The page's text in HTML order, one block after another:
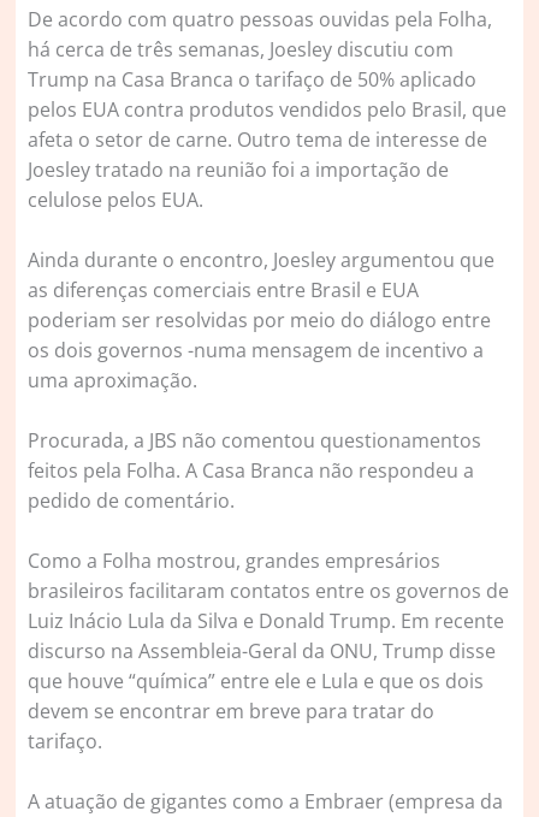
De acordo com quatro pessoas ouvidas pela Folha,
há cerca de três semanas, Joesley discutiu com
Trump na Casa Branca o tarifaço de 50% aplicado
pelos EUA contra produtos vendidos pelo Brasil, que
afeta o setor de carne. Outro tema de interesse de
Joesley tratado na reunião foi a importação de
celulose pelos EUA.
Ainda durante o encontro, Joesley argumentou que
as diferenças comerciais entre Brasil e EUA
poderiam ser resolvidas por meio do diálogo entre
os dois governos -numa mensagem de incentivo a
uma aproximação.
Procurada, a JBS não comentou questionamentos
feitos pela Folha. A Casa Branca não respondeu a
pedido de comentário.
Como a Folha mostrou, grandes empresários
brasileiros facilitaram contatos entre os governos de
Luiz Inácio Lula da Silva e Donald Trump. Em recente
discurso na Assembleia-Geral da ONU, Trump disse
que houve “química” entre ele e Lula e que os dois
devem se encontrar em breve para tratar do
tarifaço.
A atuação de gigantes como a Embraer (empresa da